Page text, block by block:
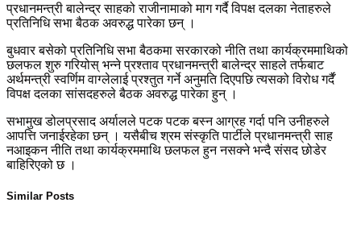
प्रधानमन्त्री बालेन्द्र साहको राजीनामाको माग गर्दै विपक्ष दलका नेताहरुले
प्रतिनिधि सभा बैठक अवरुद्ध पारेका छन् ।
बुधवार बसेको प्रतिनिधि सभा बैठकमा सरकारको नीति तथा कार्यक्रममाथिको
छलफल शुरु गरियोस् भन्ने प्रश्ताव प्रधानमन्त्री बालेन्द्र साहले तर्फबाट
अर्थमन्त्री स्वर्णिम वाग्लेलाई प्रश्तुत गर्ने अनुमति दिएपछि त्यसको विरोध गर्दैं
विपक्ष दलका सांसदहरुले बैठक अवरुद्ध पारेका हुन् ।
सभामुख डोलप्रसाद अर्यालले पटक पटक बस्न आग्रह गर्दा पनि उनीहरुले
आपत्ति जनाईरहेका छन् । यसैबीच श्रम संस्कृति पार्टीले प्रधानमन्त्री साह
नआइकन नीति तथा कार्यक्रममाथि छलफल हुन नसक्ने भन्दै संसद छोडेर
बाहिरिएको छ ।
Similar Posts